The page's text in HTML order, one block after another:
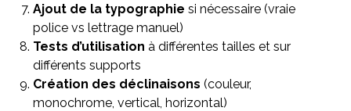
Ajout de la typographie si nécessaire (vraie
police vs lettrage manuel)
Tests d’utilisation à différentes tailles et sur
différents supports
Création des déclinaisons (couleur,
monochrome, vertical, horizontal)